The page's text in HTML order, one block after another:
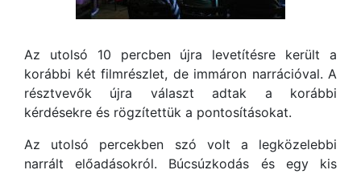
Az utolsó 10 percben újra levetítésre került a
korábbi két filmrészlet, de immáron narrációval. A
résztvevők újra választ adtak a korábbi
kérdésekre és rögzítettük a pontosításokat.
Az utolsó percekben szó volt a legközelebbi
narrált előadásokról. Búcsúzkodás és egy kis